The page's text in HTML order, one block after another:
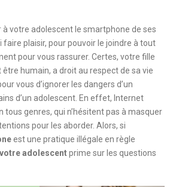
à votre adolescent le smartphone de ses
faire plaisir, pour pouvoir le joindre à tout
pour vous rassurer. Certes, votre fille
humain, a droit au respect de sa vie
vous d’ignorer les dangers d’un
d’un adolescent. En effet, Internet
tous genres, qui n’hésitent pas à masquer
pour les aborder. Alors, si
est une pratique illégale en règle
adolescentprime sur les questions